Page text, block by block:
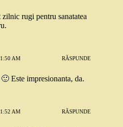
rugi pentru sanatatea
AM RĂSPUNDE
Este impresionanta, da.
AM RĂSPUNDE